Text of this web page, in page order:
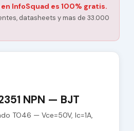
InfoSquad es 100% gratis.
datasheets y mas de 33.000
NPN — BJT
TO46 — Vce=50V, Ic=1A,